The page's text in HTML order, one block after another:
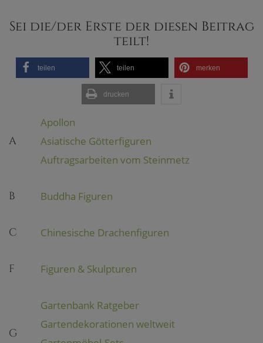
JETZT KAUFEN
Sei die/der Erste der diesen Beitrag
teilt!
teilen teilen merken
drucken
A
Apollon
Asiatische Götterfiguren
Auftragsarbeiten vom Steinmetz
B Buddha Figuren
C Chinesische Drachenfiguren
F Figuren & Skulpturen
G
Gartenbank Ratgeber
Gartendekorationen weltweit